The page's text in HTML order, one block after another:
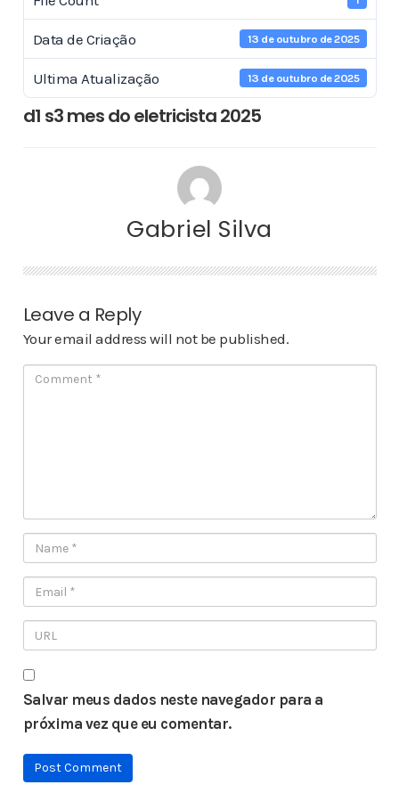
Data de Criação 13 de outubro de 2025
Ultima Atualização 13 de outubro de 2025
d1 s3 mes do eletricista 2025
Gabriel Silva
Leave a Reply
Your email address will not be published.
Salvar meus dados neste navegador para a
próxima vez que eu comentar.